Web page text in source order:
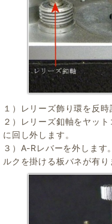
１）レリーズ飾り環を反時
２）レリーズ釦軸をヤッ
に回し外します。
３）A-Rレバーを外します
ルクを掛ける板バネが有り